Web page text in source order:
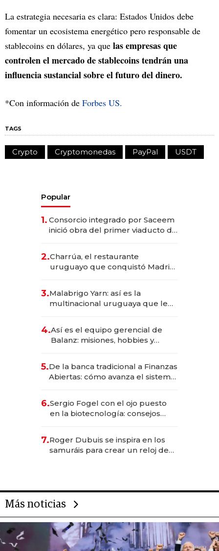
La estrategia necesaria es clara: Estados Unidos debe
fomentar un ecosistema energético pero responsable de
stablecoins en dólares, ya que las empresas que
controlen el mercado de stablecoins tendrán una
influencia sustancial sobre el futuro del dinero.
*Con información de Forbes US.
TAGS
Crypto Cryptomonedas PayPal USDT
Popular
1. Consorcio integrado por Saceem
inició obra del primer viaducto de
millones
2.Charrúa, el restaurante
uruguayo que conquistó Madrid:
anticipación y prepara apertura
3.Malabrigo Yarn: así es la
multinacional uruguaya que le
4.Así es el equipo gerencial de
Balanz: misiones, hobbies y
5.De la banca tradicional a Finanzas
Abiertas: cómo avanza el sistema
6.Sergio Fogel con el ojo puesto
en la biotecnología: consejos
rol de la IA
7.Roger Dubuis se inspira en los
samuráis para crear un reloj de
Más noticias